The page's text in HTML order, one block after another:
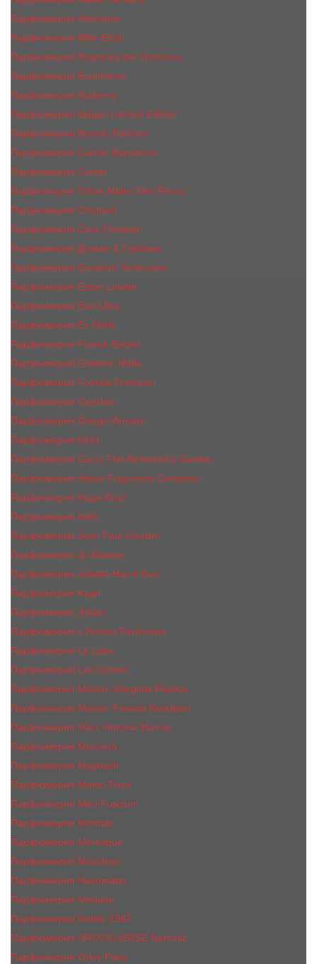
Парфюмерия Atkinsons
Парфюмерия Billie Eilish
Парфюмерия Boadicea the Victorious
Парфюмерия Boucheron
Парфюмерия Burberry
Парфюмерия Bvlgari Limited Edition
Парфюмерия Byredo Parfums
Парфюмерия Carner Barcelona
Парфюмерия Cartier
Парфюмерия Chloe Atelier Des Fleurs
Парфюмерия Сhopard
Парфюмерия Clive Christian
Парфюмерия Дольче & Габбана
Парфюмерия Escentric Molecules
Парфюмерия Estee Lаudеr
Парфюмерия Etat Libre
Парфюмерия Ex Nihilo
Парфюмерия Franck Boclet
Парфюмерия Frеderic Mаlle
Парфюмерия Fontela Premium
Парфюмерия Guerlain
Парфюмерия Giorgio Armani
Парфюмерия Gritti
Парфюмерия Gucci The Alchemist’s Garden.
Парфюмерия Haute Fragrance Company
Парфюмерия Hugo Boss
Парфюмерия Initio
Парфюмерия Jean Paul Gaultier
Парфюмерия Jо Malоnе
Парфюмерия Juliette Has A Gun
Парфюмерия Kajal
Парфюмерия_КiIiаn
Парфюмерия L'Artisan Parfumeur
Парфюмерия Le Labo
Парфюмерия Les Contes
Парфюмерия Maison Margiela Replica
Парфюмерия Maison Francis Kurkdjian
Парфюмерия Marc-Antoine Barrois
Парфюмерия Mancera
Парфюмерия Maybach
Парфюмерия Memo Paris
Парфюмерия Meo Fusciuni
Парфюмерия Montale
Парфюмерия Moresque
Парфюмерия Moschino
Парфюмерия Nasomatto
Парфюмерия Nishane
Парфюмерия Nobile 1942
Парфюмерия NROTICuERSE Narcotic
Парфюмерия Orlov Paris